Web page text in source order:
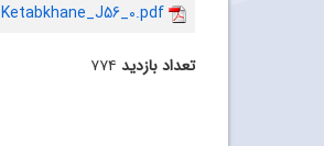
Ketabkhane_J56_0.pdf
تعداد بازدید ۷۷۴